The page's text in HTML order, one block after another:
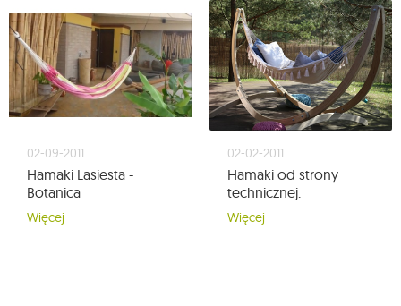
02-09-2011
Hamaki Lasiesta -
Botanica
Więcej
02-02-2011
Hamaki od strony
technicznej.
Więcej